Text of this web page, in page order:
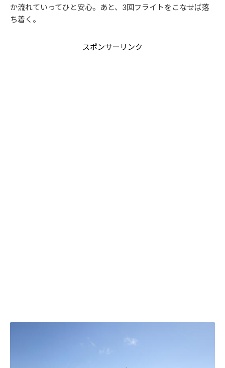
か流れていってひと安心。あと、3回フライトをこなせば落
ち着く。
スポンサーリンク